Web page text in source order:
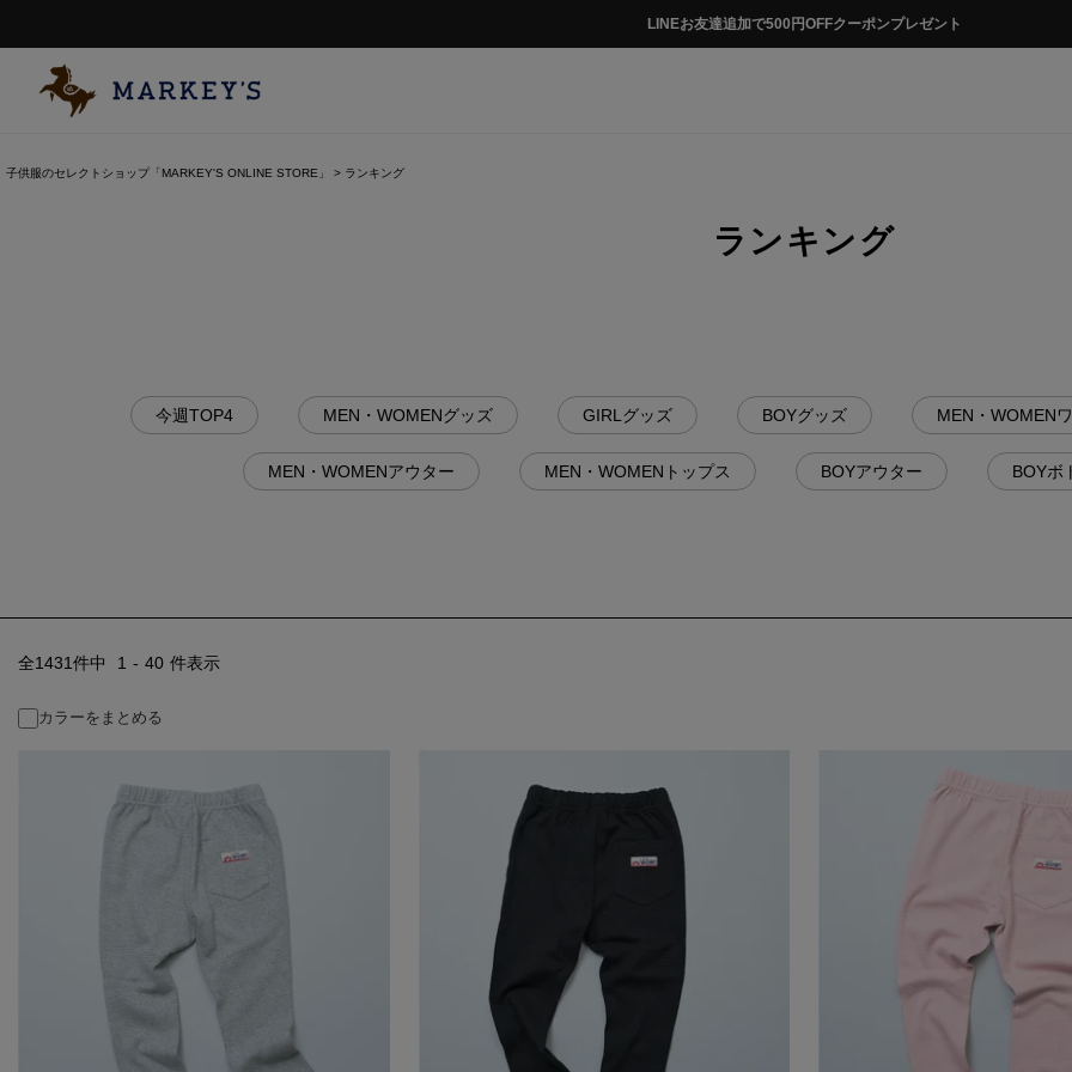
税込5,500円以上のお買い物で送料無料
子供服のセレクトショップ「MARKEY'S ONLINE STORE」 ランキング
ランキング
今週TOP4 MEN・WOMENグッズ GIRLグッズ BOYグッズ MEN・WOMEN
MEN・WOMENアウター MEN・WOMENトップス BOYアウター BOYボ
1431件中 1 - 40 件表示
カラーをまとめる